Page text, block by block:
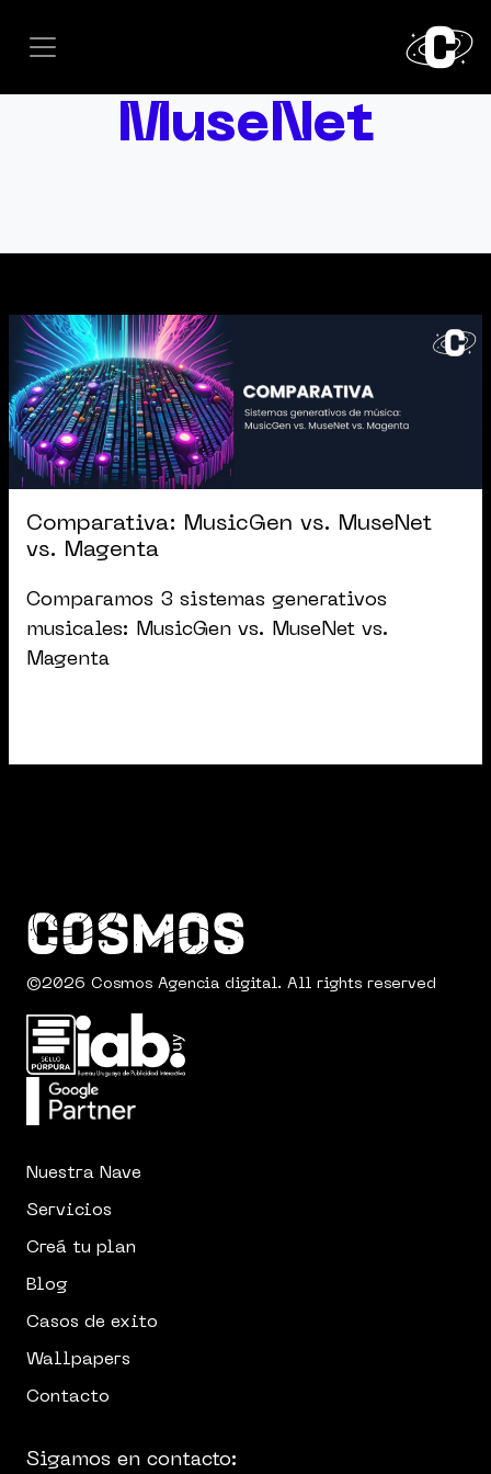
MuseNet
Comparativa: MusicGen vs. MuseNet
vs. Magenta
Comparamos 3 sistemas generativos
musicales: MusicGen vs. MuseNet vs.
Magenta
©2026 Cosmos Agencia digital. All rights reserved
Nuestra Nave
Servicios
Creá tu plan
Blog
Casos de exito
Wallpapers
Contacto
Sigamos en contacto: